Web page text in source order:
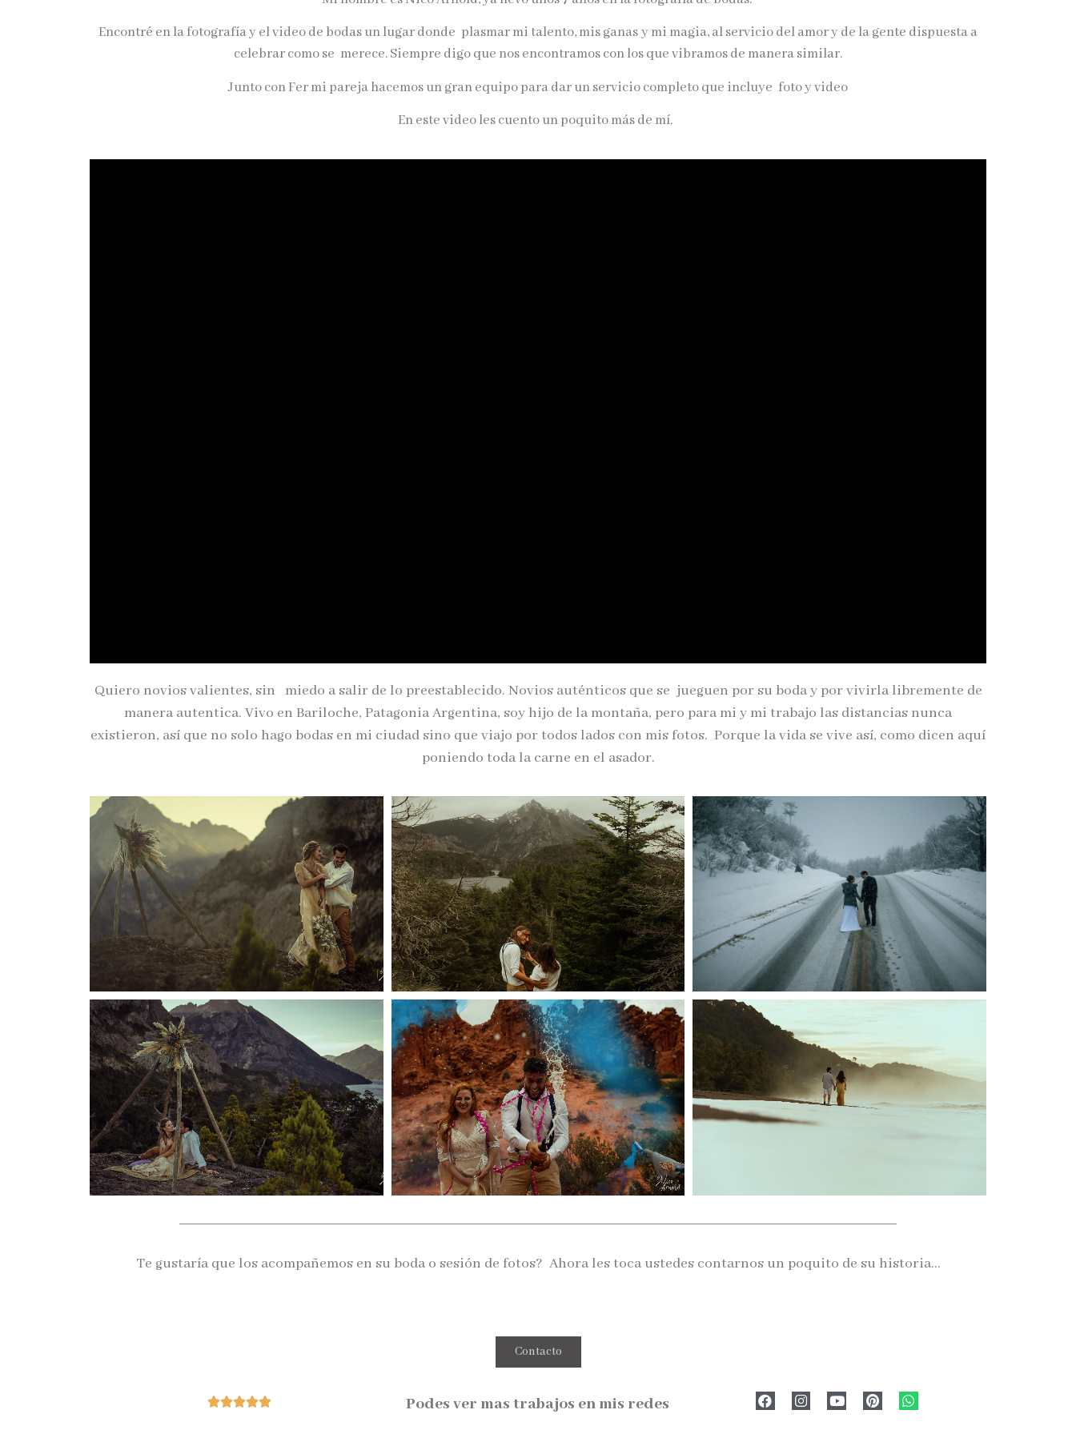
Encontré en la fotografía y el video de bodas un lugar donde plasmar mi talento, mis ganasy mi magia, al servicio del amor y de la gente dispuesta a
celebrar como se merece. Siempre digo que nos encontramos con los que vibramos de manera similar.
Junto con Fer mi pareja hacemos un gran equipo para dar un servicio completo que incluye foto y video
En este video les cuento un poquito más de mí.
Quiero novios valientes, sin miedo a salir de lo preestablecido. Novios auténticos que se jueguen por su boda y por vivirla libremente de
manera autentica. Vivo en Bariloche, Patagonia Argentina, soy hijo de la montaña, pero para mi y mi trabajo las distancias nunca
existieron, así que no solo hago bodas en mi ciudad sino que viajo por todos lados con mis fotos. Porque la vida se vive así, como dicen aquí
poniendo toda la carne en el asador.
Te gustaría que los acompañemos en su boda o sesión de fotos? Ahora les toca ustedes contarnos un poquito de su historia…
Contacto
 Podes ver mas trabajos en mis redes